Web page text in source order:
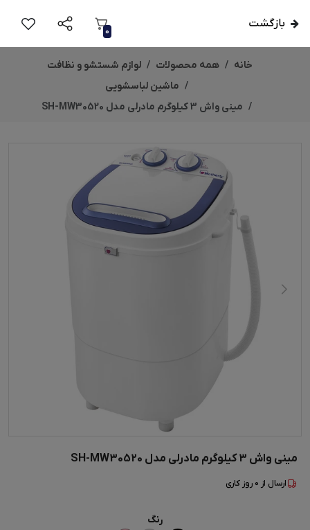
بازگشت
0
خانه همه محصولات
لوازم شستشو و نظافت
ماشین لباسشویی
مینی‌ واش 3 کیلوگرم مادرلی مدل SH-MW30520
مینی‌ واش 3 کیلوگرم مادرلی مدل SH-MW30520
ارسال از 0 روز کاری
رنگ